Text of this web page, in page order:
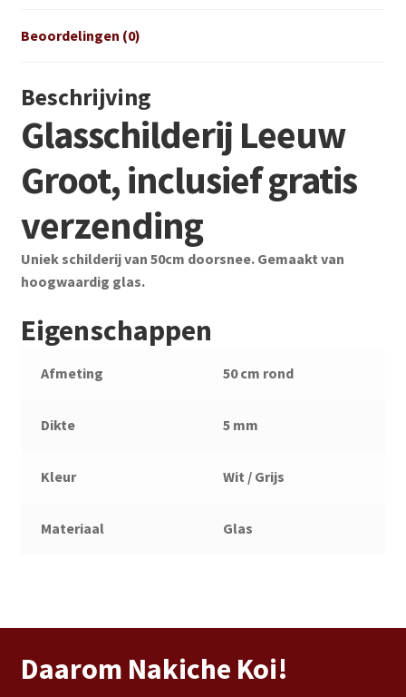
Beoordelingen (0)
Beschrijving
Glasschilderij Leeuw
Groot, inclusief gratis
verzending
Uniek schilderij van 50cm doorsnee. Gemaakt van
hoogwaardig glas.
Eigenschappen
Afmeting 50 cm rond
Dikte 5 mm
Kleur Wit / Grijs
Materiaal Glas
Daarom Nakiche Koi!